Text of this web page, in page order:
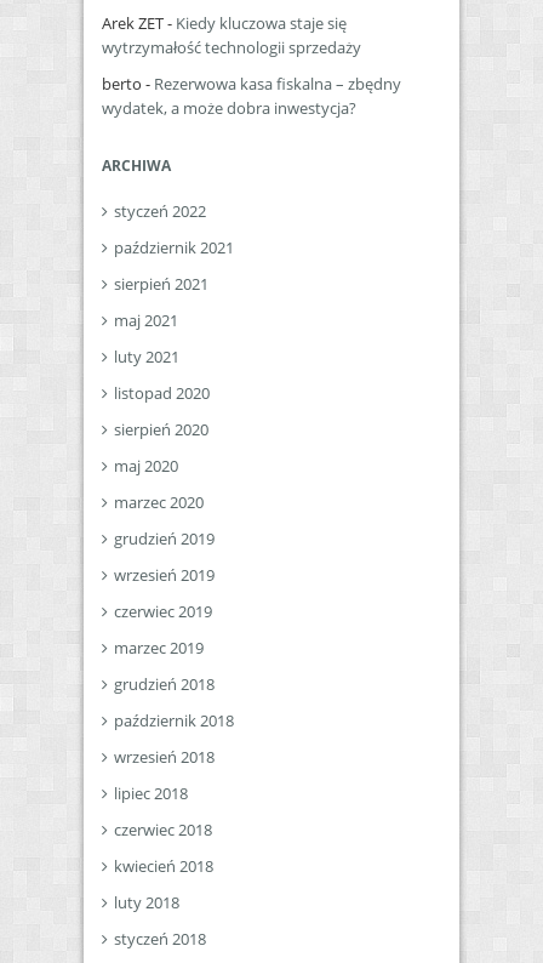
Arek ZET- Kiedy kluczowa staje się
wytrzymałość technologii sprzedaży
berto - Rezerwowa kasa fiskalna – zbędny
wydatek, a może dobra inwestycja?
ARCHIWA
styczeń 2022
październik 2021
sierpień 2021
maj 2021
luty 2021
listopad 2020
sierpień 2020
maj 2020
marzec 2020
grudzień 2019
wrzesień 2019
czerwiec 2019
marzec 2019
grudzień 2018
październik 2018
wrzesień 2018
lipiec 2018
czerwiec 2018
kwiecień 2018
luty 2018
styczeń 2018